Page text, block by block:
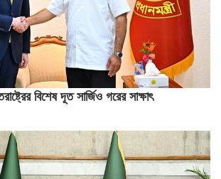
বিশেষ দূত সার্জিও গরের সাক্ষাৎ